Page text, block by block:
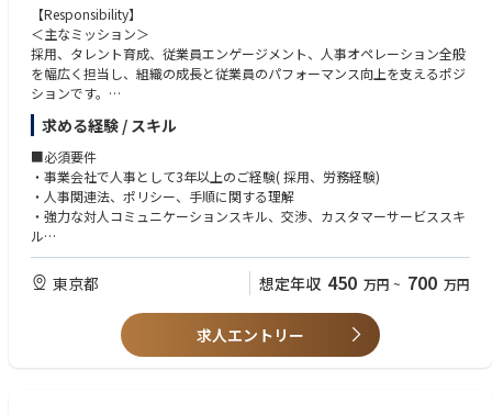
【具体的な業務内容】
1. 戦略的パートナーシップ
・経営陣・部門長との連携による人事戦略の策定
・人事課題に関するアドバイスとコーチングの提供
2. タレントマネジメント
・採用戦略の立案と実施
・タレントレビューと後継者計画の推進
・能力開発支援（業績管理、キャリア開発、研修）
・階層別トレーニング計画の立案と実行
3. 従業員関係
・従業員対応課題への対応と調査の実施
・職場環境と企業文化の改善・推進
・業績評価プロセスの監督と公平性の確保
・業績課題への対応と改善計画の策定
■求められる言語能力
日本語：ネイティブレベル（外国籍の場合、JPLT N1以上）
英語：ビジネスレベル以上
【Responsibility】
＜主なミッション＞
採用、タレント育成、従業員エンゲージメント、人事オペレーション全般
を幅広く担当し、組織の成長と従業員のパフォーマンス向上を支えるポジ
ションです。
■ 採用（Recruiting）
・採用プロセス全体の管理（承認取得〜オファー〜オンボーディング）
・採用マネージャーとの連携、求人要件の整理
・代理店対応・採用コスト管理
・採用プロセスの改善提案
・パフォーマンスマネジメントの運用支援
・マネージャー・従業員向けトレーニングの企画・実施サポート
・研修展開や人事システム更新のコーディネーション
・マネジメントスキル向上や個人のパフォーマンス改善の支援
求める経験 / スキル
■必須要件
・事業会社で人事として3年以上のご経験( 採用、労務経験)
・人事関連法、ポリシー、手順に関する理解
・強力な対人コミュニケーションスキル、交渉、カスタマーサービススキ
ル
・他者と信頼関係を築く能力
・問題解決スキル
・機密事項を機敏かつ外交的に扱う能力
・Microsoft Word、Excel、PowerPointのPCスキル
・戦略から日々のオペレーションまで自ら主体的に遂行できるハンズオン
東京都 想定年収 450 万円 ~ 700 万円
求人エントリー